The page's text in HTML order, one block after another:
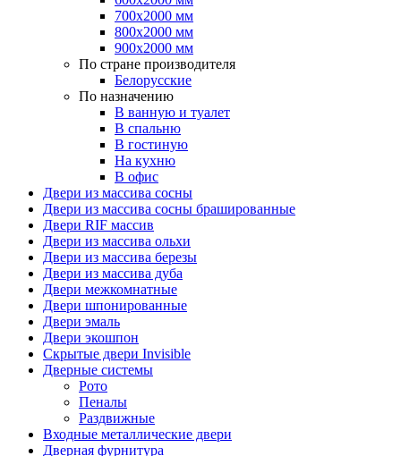
700х2000 мм
800х2000 мм
900х2000 мм
По стране производителя
Белорусские
По назначению
В ванную и туалет
В спальню
В гостиную
На кухню
В офис
Двери из массива сосны
Двери из массива сосны брашированные
Двери RIF массив
Двери из массива ольхи
Двери из массива березы
Двери из массива дуба
Двери межкомнатные
Двери шпонированные
Двери эмаль
Двери экошпон
Скрытые двери Invisible
Дверные системы
Рото
Пеналы
Раздвижные
Входные металлические двери
Дверная фурнитура